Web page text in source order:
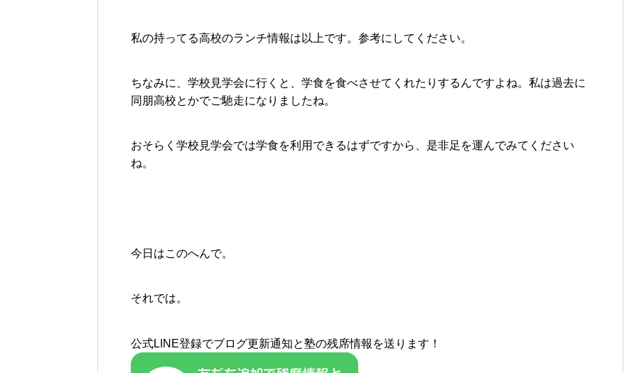
私の持ってる高校のランチ情報は以上です。参考にしてください。
ちなみに、学校見学会に行くと、学食を食べさせてくれたりするんですよね。私は過去に
同朋高校とかでご馳走になりましたね。
おそらく学校見学会では学食を利用できるはずですから、是非足を運んでみてください
ね。
今日はこのへんで。
それでは。
公式LINE登録でブログ更新通知と塾の残席情報を送ります！